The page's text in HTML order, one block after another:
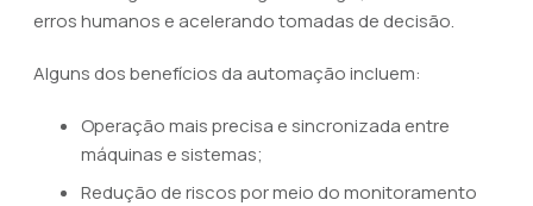
erros humanos e acelerando tomadas de decisão.
Alguns dos benefícios da automação incluem:
Operação mais precisa e sincronizada entre
máquinas e sistemas;
Redução de riscos por meio do monitoramento